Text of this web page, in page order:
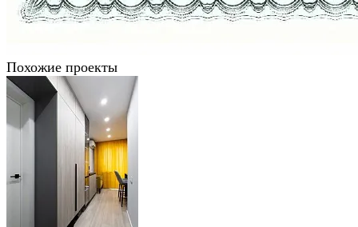
Похожие проекты